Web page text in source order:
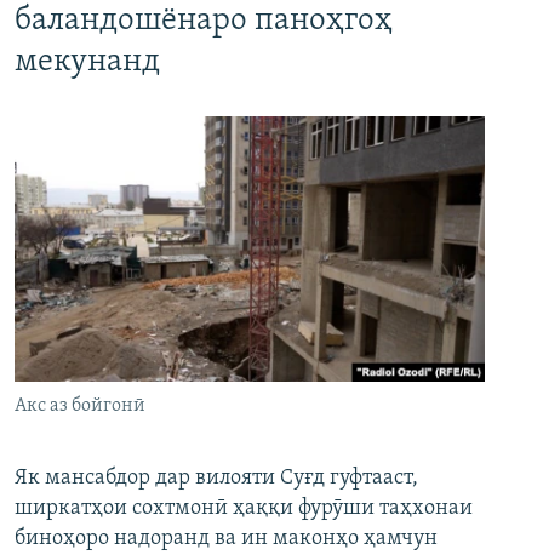
баландошёнаро паноҳгоҳ
мекунанд
Акс аз бойгонӣ
Як мансабдор дар вилояти Суғд гуфтааст,
ширкатҳои сохтмонӣ ҳаққи фурӯши таҳхонаи
биноҳоро надоранд ва ин маконҳо ҳамчун